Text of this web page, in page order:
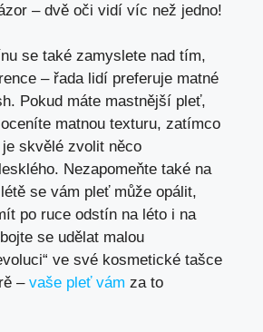
– dvě oči vidí víc než jedno!
se také zamyslete nad tím,
– řada lidí preferuje matné
Pokud máte mastnější pleť,
matnou texturu, zatímco
skvělé zvolit něco
Nezapomeňte také na
se vám pleť může opálit,
po ruce odstín na léto i na
se udělat malou
ve své kosmetické tašce
– vaše pleť vám za to